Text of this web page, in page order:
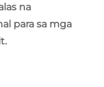
na
para sa mga